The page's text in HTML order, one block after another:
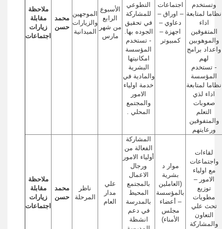
وتستخدم
نظاما لمتابعة
اداء
المتفوقين
والموهوبين
واعداد برامج
لهم
- تستخدم
المؤسسة
نظاما لمتابعة
اداء لذي
صعوبات
التعلم
والمتفوقين
ورعايتهم
اجتماعات
– اوراق –
دعاوي –
اجهزة –
كمبيوتر
التطوعي
للمشاركة
في تحقيق
الجوده بها.
- تستخدم
المؤسسة
امكانيتها
البشرية
والمادية في
خدمة اولياء
الامور
والمجتمع
المحلي .
الأسبوع
الرابع
من شهر
مارس
الموجهين
والزيارات
الميدانية
محمد
حسن
ملاحظة
مقابلة
زيارات
اجتماعات
لقاءات
واجتماعات
مع اولياء
الامور –
توزيع
مطويات
تحث علي
التعاون
والمشاركة
موار د
بشرية
(العاملين
بالمؤسسة
– أعضاء
مجلس
الأمناء)
المشاركة
الفعالة من
أولياء الامور
ورجال
الاعمال
بالمجتمع
المحيط
بالمدرسة
في دعم
انشظة
علي
مدار
العام
ناظر
المرحلة
محمد
حسن
ملاحظة
مقابلة
زيارات
اجتماعات